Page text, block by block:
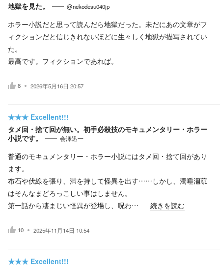
地獄を見た。
@nekodesu040jp
ホラー小説だと思って読んだら地獄だった。未だにあの文章がフ
ィクションだと信じきれないほどに生々しく地獄が描写されてい
た。
最高です。フィクションであれば。
8 2026年5月16日 20:57
★★★ Excellent!!!
タメ回・捨て回が無い。初手必殺技のモキュメンタリー・ホラー
小説です。
会澤迅一
普通のモキュメンタリー・ホラー小説にはタメ回・捨て回があり
ます。
布石や伏線を張り、満を持して怪異を出す……しかし、濁唾濔蓏
はそんなまどろっこしい事はしません。
第一話から凄まじい怪異が登場し、呪わ…
続きを読む
10 2025年11月14日 10:54
★★★ Excellent!!!